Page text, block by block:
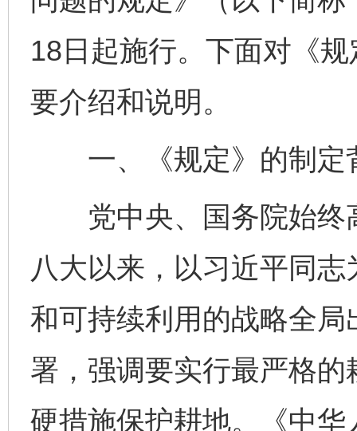
18日起施行。下面对《
要介绍和说明。
一、《规定》的制定
党中央、国务院始终
八大以来，以习近平同
和可持续利用的战略全
署，强调要实行最严格的
硬措施保护耕地。《中